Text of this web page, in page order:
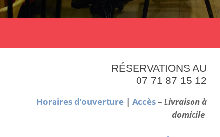
RÉSERVATIONS AU
07 71 87 15 12
Horaires d’ouverture |Accès–Livraison à
domicile